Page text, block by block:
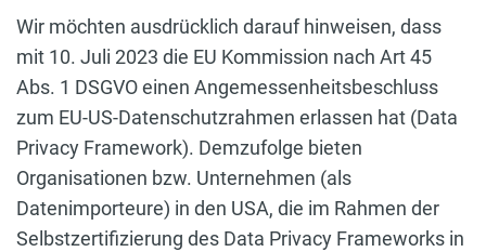
Wir möchten ausdrücklich darauf hinweisen, dass
mit 10. Juli 2023 die EU Kommission nach Art 45
Abs. 1 DSGVO einen Angemessenheitsbeschluss
zum EU-US-Datenschutzrahmen erlassen hat (Data
Privacy Framework). Demzufolge bieten
Organisationen bzw. Unternehmen (als
Datenimporteure) in den USA, die im Rahmen der
Selbstzertifizierung des Data Privacy Frameworks in